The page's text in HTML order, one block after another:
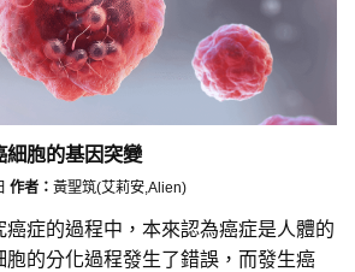
細胞的基因突變
作者： 黃聖筑(艾莉安,Alien)
症的過程中，本來認為癌症是人體的
胞的分化過程發生了錯誤，而發生癌